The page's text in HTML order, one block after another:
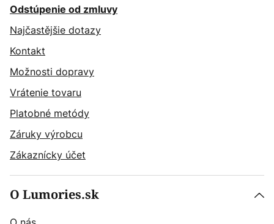
Odstúpenie od zmluvy
Najčastějšie dotazy
Kontakt
Možnosti dopravy
Vrátenie tovaru
Platobné metódy
Záruky výrobcu
Zákaznícky účet
O Lumories.sk